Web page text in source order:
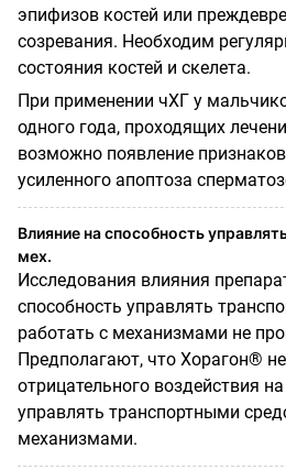
эпифизов костей или
созревания. Необходим
состояния костей и скелета.
При применении чХГ у
одного года, проходящих
возможно появление
усиленного апоптоза
Влияние на способность
мех.
Исследования влияния
способность управлять
работать с механизмами не
Предполагают, что Хорагон®
отрицательного воздействия
управлять транспортными
механизмами.